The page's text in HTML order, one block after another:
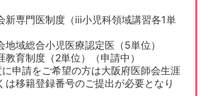
専門医制度（ⅲ小児科領域講習各1単
域総合小児医療認定医（5単位）
育制度（2単位）（申請中）
請をご希望の方は大阪府医師会生涯
は移籍登録番号のご提出が必要となり